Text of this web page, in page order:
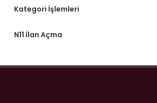
Kategori İşlemleri
N11 İlan Açma